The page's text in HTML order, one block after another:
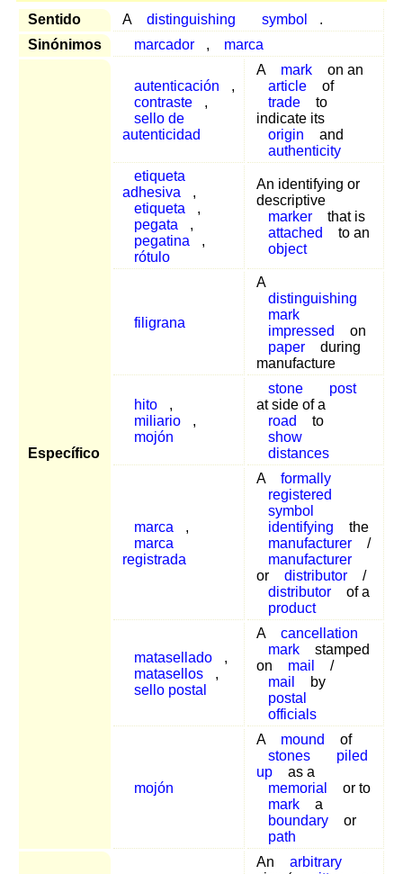
Sentido A distinguishing symbol
.
Sinónimos
marcador , marca
Específico
autenticación
,
contraste
,
sello de
autenticidad
A mark
on an
article
of
trade
to
indicate its
origin
and
authenticity
etiqueta
adhesiva
,
etiqueta
,
pegata
,
pegatina
,
rótulo
An identifying or
descriptive
marker
that is
attached
to an
object
filigrana
A
distinguishing
mark
impressed
on
paper
during
manufacture
hito
,
miliario
,
mojón
stone
post
at side of a
road
to
show
distances
marca
,
marca
registrada
A
formally
registered
symbol
identifying
the
manufacturer
/
manufacturer
or
distributor
/
distributor
of a
product
matasellado
,
matasellos
,
sello postal
A
cancellation
mark
stamped
on
mail
/
mail
by
postal
officials
mojón
A mound
of
stones
piled
up
as a
memorial
or to
mark
a
boundary
or
path
An
arbitrary